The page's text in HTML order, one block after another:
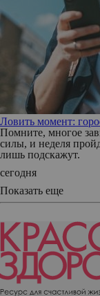
Ловить момент:
Помните, многое
силы, и неделя
лишь подскажут.
сегодня
Показать еще